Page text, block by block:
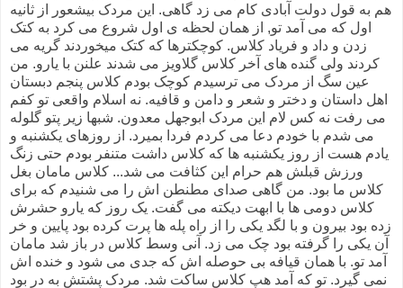
هم به قول دولت آبادی کام می زد گاهی. این مردک بیشعور از ثانیه
اول که می آمد تو, از همان لحظه ی اول شروع می کرد به کتک
زدن و داد و فریاد کلاس. کوچکترها که کتک میخوردند گریه می
کردند ولی گنده های آخر کلاس گلاویز می شدند علنن با یارو. من
عین سگ از مردک می ترسیدم کوچک بودم کلاس پنجم دبستان
اهل داستان و دختر و شعر و دامن و قافیه. نه اسلام واقعی تو کفم
می رفت نه کس لام این مردک ابوجهل معدون. شبها زیر پتو گلوله
می شدم با خودم دعا می کردم فردا بمیرد. از روزهای یکشنبه و
یادم هست از روز یکشنبه ها که کلاس داشت متنفر بودم حتی زنگ
ورزش قبلش هم حرام این کثافت می شد... کلاس مامان بغل
کلاس ما بود. من گاهی صدای مطنطن اش را می شنیدم که برای
کلاس دومی ها با ابهت دیکته می گفت. یک روز که یارو حشرش
زده بود بیرون و با لگد یکی را از راه پله ها پرت کرده بود پایین و خر
آن یکی را گرفته بود چک می زد. آنی وسط کلاس در باز شد مامان
آمد تو. با همان قیافه بی حوصله اش که جدی می شود و خنده اش
نمی گیرد. تو که آمد هپ کلاس ساکت شد. مردک پشتش به در بود